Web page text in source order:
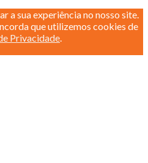
a sua experiência no nosso site.
que utilizemos cookies de
Privacidade.